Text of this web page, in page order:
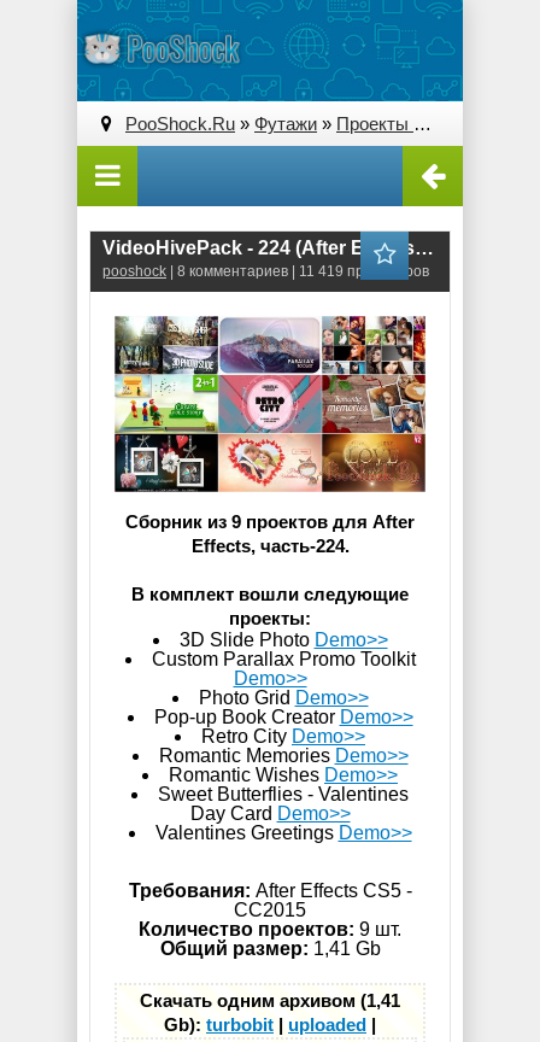
PooShock.Ru » Футажи » Проекты After Effects
VideoHivePack - 224 (After Effects Projects Pack)
pooshock | 8 комментариев | 11 419 просмотров
Сборник из 9 проектов для After
Effects, часть-224.
В комплект вошли следующие
проекты:
3D Slide Photo Demo>>
Custom Parallax Promo Toolkit
Demo>>
Photo Grid Demo>>
Pop-up Book Creator Demo>>
Retro City Demo>>
Romantic Memories Demo>>
Romantic Wishes Demo>>
Sweet Butterflies - Valentines
Day Card Demo>>
Valentines Greetings Demo>>
Требования: After Effects CS5 -
СС2015
Количество проектов: 9 шт.
Общий размер: 1,41 Gb
Скачать одним архивом (1,41
Gb): turbobit | uploaded |